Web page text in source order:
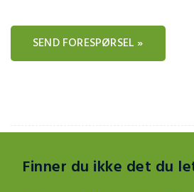
SEND FORESPØRSEL »
Finner du ikke det du